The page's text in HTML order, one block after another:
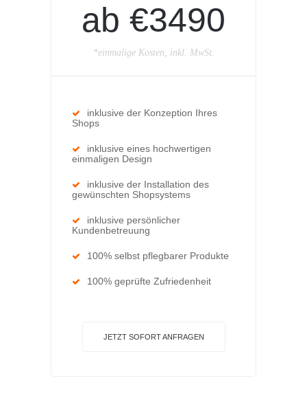
ab €3490
*einmalige Kosten, inkl. MwSt.
inklusive der Konzeption Ihres
Shops
inklusive eines hochwertigen
einmaligen Design
inklusive der Installation des
gewünschten Shopsystems
inklusive persönlicher
Kundenbetreuung
100% selbst pflegbarer Produkte
100% geprüfte Zufriedenheit
JETZT SOFORT ANFRAGEN